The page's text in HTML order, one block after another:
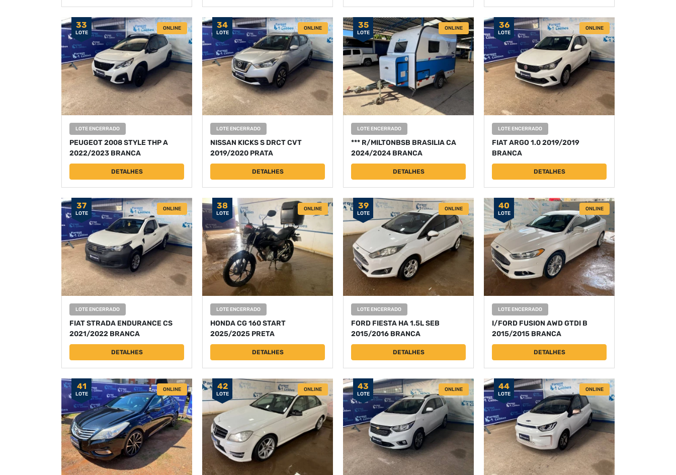
33
LOTE
ONLINE
LOTE ENCERRADO
PEUGEOT 2008 STYLE THP A
2022/2023 BRANCA
DETALHES
34
LOTE
ONLINE
LOTE ENCERRADO
NISSAN KICKS S DRCT CVT
2019/2020 PRATA
DETALHES
35
LOTE
ONLINE
LOTE ENCERRADO
*** R/MILTONBSB BRASILIA CA
2024/2024 BRANCA
DETALHES
36
LOTE
ONLINE
LOTE ENCERRADO
FIAT ARGO 1.0 2019/2019
BRANCA
DETALHES
37
LOTE
ONLINE
LOTE ENCERRADO
FIAT STRADA ENDURANCE CS
2021/2022 BRANCA
DETALHES
38
LOTE
ONLINE
LOTE ENCERRADO
HONDA CG 160 START
2025/2025 PRETA
DETALHES
39
LOTE
ONLINE
LOTE ENCERRADO
FORD FIESTA HA 1.5L SEB
2015/2016 BRANCA
DETALHES
40
LOTE
ONLINE
LOTE ENCERRADO
I/FORD FUSION AWD GTDI B
2015/2015 BRANCA
DETALHES
41
LOTE
ONLINE 42
LOTE
ONLINE 43
LOTE
ONLINE 44
LOTE
ONLINE